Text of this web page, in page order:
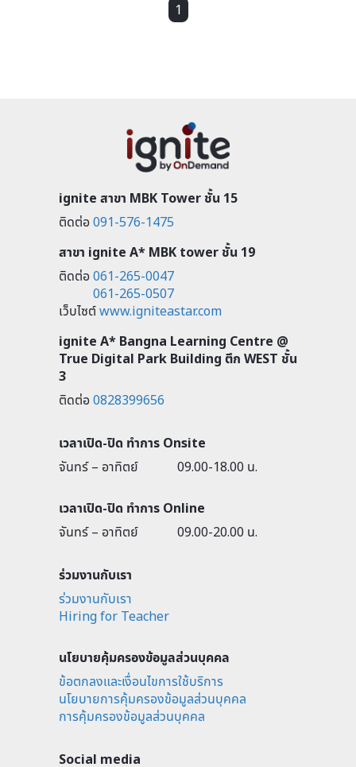
1
ignite สาขา MBK Tower ชั้น 15
ติดต่อ091-576-1475
สาขา ignite A* MBK tower ชั้น 19
ติดต่อ061-265-0047
061-265-0507
เว็บไซต์www.igniteastar.com
ignite A* Bangna Learning Centre @
True Digital Park Building ตึก WEST ชั้น
3
ติดต่อ0828399656
เวลาเปิด-ปิด ทำการ Onsite
จันทร์ – อาทิตย์
09.00-18.00 น.
เวลาเปิด-ปิด ทำการ Online
จันทร์ – อาทิตย์
09.00-20.00 น.
ร่วมงานกับเรา
ร่วมงานกับเรา
Hiring for Teacher
นโยบายคุ้มครองข้อมูลส่วนบุคคล
ข้อตกลงและเงื่อนไขการใช้บริการ
นโยบายการคุ้มครองข้อมูลส่วนบุคคล
การคุ้มครองข้อมูลส่วนบุคคล
Social media